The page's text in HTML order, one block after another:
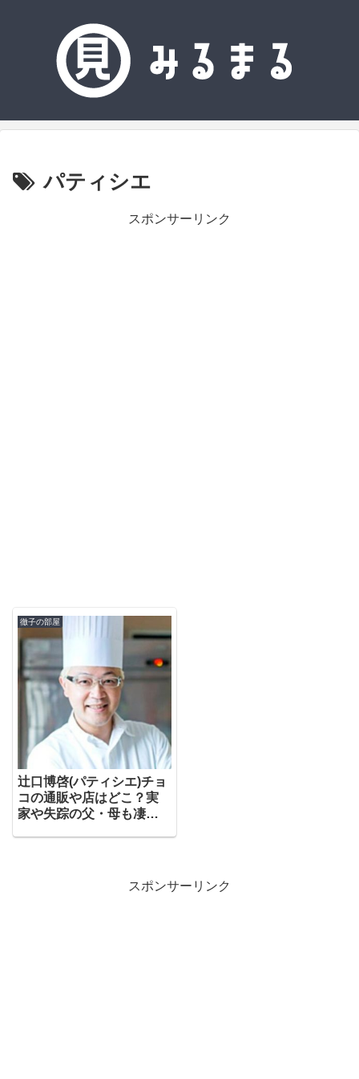
パティシエ
スポンサーリンク
徹子の部屋
辻口博啓(パティシエ)チョ
コの通販や店はどこ？実
家や失踪の父・母も凄
スポンサーリンク